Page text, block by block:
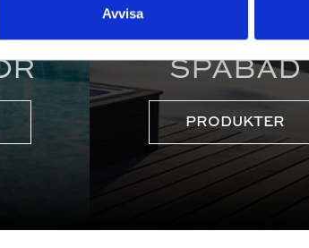
Avvisa
SPABAD
PRODUKTER